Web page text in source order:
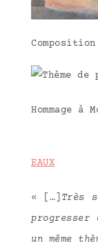
Composition
Hommage à
EAUX
« […] Très
progresser
un même